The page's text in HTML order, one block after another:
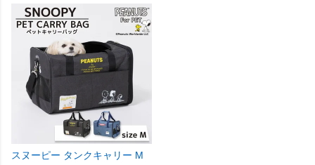
スヌーピー タンクキャリー M